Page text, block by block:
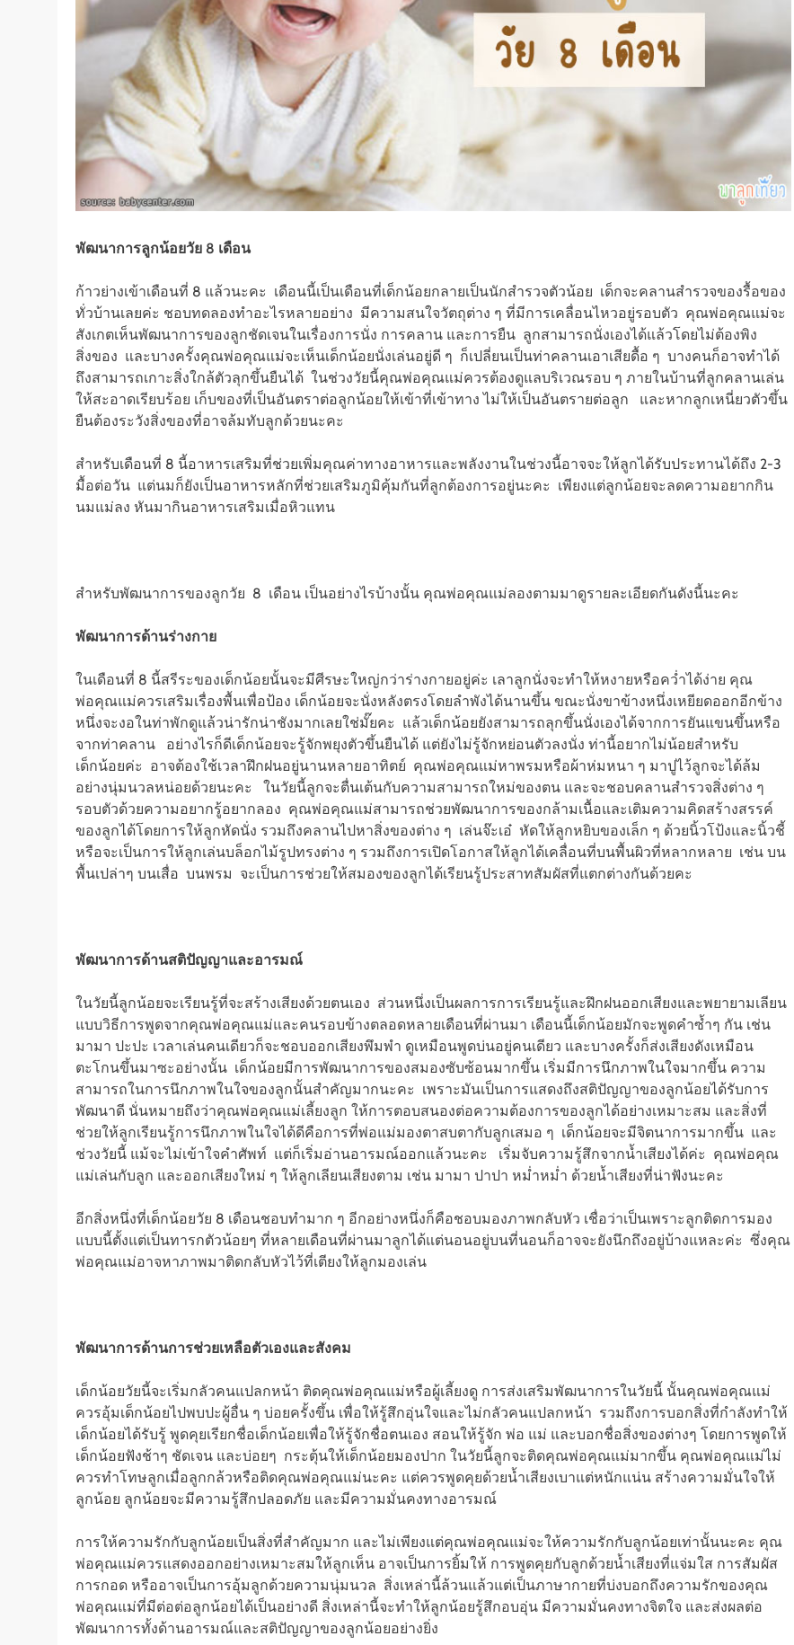
พัฒนาการลูกน้อยวัย 8 เดือน
ก้าวย่างเข้าเดือนที่ 8 แล้วนะคะ เดือนนี้เป็นเดือนที่เด็กน้อยกลายเป็นนักสำรวจตัวน้อย เด็กจะคลานสำรวจของรื้อของ
ทั่วบ้านเลยค่ะ ชอบทดลองทำอะไรหลายอย่าง มีความสนใจวัตถุต่าง ๆ ที่มีการเคลื่อนไหวอยู่รอบตัว คุณพ่อคุณแม่จะ
สังเกตเห็นพัฒนาการของลูกชัดเจนในเรื่องการนั่ง การคลาน และการยืน ลูกสามารถนั่งเองได้แล้วโดยไม่ต้องพิง
สิ่งของ และบางครั้งคุณพ่อคุณแม่จะเห็นเด็กน้อยนั่งเล่นอยู่ดี ๆ ก็เปลี่ยนเป็นท่าคลานเอาเสียดื้อ ๆ บางคนก็อาจทำได้
ถึงสามารถเกาะสิ่งใกล้ตัวลุกขึ้นยืนได้ ในช่วงวัยนี้คุณพ่อคุณแม่ควรต้องดูแลบริเวณรอบ ๆ ภายในบ้านที่ลูกคลานเล่น
ให้สะอาดเรียบร้อย เก็บของที่เป็นอันตราต่อลูกน้อยให้เข้าที่เข้าทาง ไม่ให้เป็นอันตรายต่อลูก และหากลูกเหนี่ยวตัวขึ้น
ยืนต้องระวังสิ่งของที่อาจล้มทับลูกด้วยนะคะ
สำหรับเดือนที่ 8 นี้อาหารเสริมที่ช่วยเพิ่มคุณค่าทางอาหารและพลังงานในช่วงนี้อาจจะให้ลูกได้รับประทานได้ถึง 2-3
มื้อต่อวัน แต่นมก็ยังเป็นอาหารหลักที่ช่วยเสริมภูมิคุ้มกันที่ลูกต้องการอยู่นะคะ เพียงแต่ลูกน้อยจะลดความอยากกิน
นมแม่ลง หันมากินอาหารเสริมเมื่อหิวแทน
สำหรับพัฒนาการของลูกวัย 8 เดือน เป็นอย่างไรบ้างนั้น คุณพ่อคุณแม่ลองตามมาดูรายละเอียดกันดังนี้นะคะ
พัฒนาการด้านร่างกาย
ในเดือนที่ 8 นี้สรีระของเด็กน้อยนั้นจะมีศีรษะใหญ่กว่าร่างกายอยู่ค่ะ เลาลูกนั่งจะทำให้หงายหรือคว่ำได้ง่าย คุณ
พ่อคุณแม่ควรเสริมเรื่องพื้นเพื่อป้อง เด็กน้อยจะนั่งหลังตรงโดยลำพังได้นานขึ้น ขณะนั่งขาข้างหนึ่งเหยียดออกอีกข้าง
หนึ่งจะงอในท่าพักดูแล้วน่ารักน่าชังมากเลยใช่มั๊ยคะ แล้วเด็กน้อยยังสามารถลุกขึ้นนั่งเองได้จากการยันแขนขึ้นหรือ
จากท่าคลาน อย่างไรก็ดีเด็กน้อยจะรู้จักพยุงตัวขึ้นยืนได้ แต่ยังไม่รู้จักหย่อนตัวลงนั่ง ท่านี้อยากไม่น้อยสำหรับ
เด็กน้อยค่ะ อาจต้องใช้เวลาฝึกฝนอยู่นานหลายอาทิตย์ คุณพ่อคุณแม่หาพรมหรือผ้าห่มหนา ๆ มาปูไว้ลูกจะได้ล้ม
อย่างนุ่มนวลหน่อยด้วยนะคะ ในวัยนี้ลูกจะตื่นเต้นกับความสามารถใหม่ของตน และจะชอบคลานสำรวจสิ่งต่าง ๆ
รอบตัวด้วยความอยากรู้อยากลอง คุณพ่อคุณแม่สามารถช่วยพัฒนาการของกล้ามเนื้อและเติมความคิดสร้างสรรค์
ของลูกได้โดยการให้ลูกหัดนั่ง รวมถึงคลานไปหาสิ่งของต่าง ๆ เล่นจ๊ะเอ๋ หัดให้ลูกหยิบของเล็ก ๆ ด้วยนิ้วโป้งและนิ้วชี้
หรือจะเป็นการให้ลูกเล่นบล็อกไม้รูปทรงต่าง ๆ รวมถึงการเปิดโอกาสให้ลูกได้เคลื่อนที่บนพื้นผิวที่หลากหลาย เช่น บน
พื้นเปล่าๆ บนเสื่อ บนพรม จะเป็นการช่วยให้สมองของลูกได้เรียนรู้ประสาทสัมผัสที่แตกต่างกันด้วยคะ
พัฒนาการด้านสติปัญญาและอารมณ์
ในวัยนี้ลูกน้อยจะเรียนรู้ที่จะสร้างเสียงด้วยตนเอง ส่วนหนึ่งเป็นผลการการเรียนรู้และฝึกฝนออกเสียงและพยายามเลียน
แบบวิธีการพูดจากคุณพ่อคุณแม่และคนรอบข้างตลอดหลายเดือนที่ผ่านมา เดือนนี้เด็กน้อยมักจะพูดคำซ้ำๆ กัน เช่น
มามา ปะปะ เวลาเล่นคนเดียวก็จะชอบออกเสียงพึมพำ ดูเหมือนพูดบ่นอยู่คนเดียว และบางครั้งก็ส่งเสียงดังเหมือน
ตะโกนขึ้นมาซะอย่างนั้น เด็กน้อยมีการพัฒนาการของสมองซับซ้อนมากขึ้น เริ่มมีการนึกภาพในใจมากขึ้น ความ
สามารถในการนึกภาพในใจของลูกนั้นสำคัญมากนะคะ เพราะมันเป็นการแสดงถึงสติปัญญาของลูกน้อยได้รับการ
พัฒนาดี นั่นหมายถึงว่าคุณพ่อคุณแม่เลี้ยงลูก ให้การตอบสนองต่อความต้องการของลูกได้อย่างเหมาะสม และสิ่งที่
ช่วยให้ลูกเรียนรู้การนึกภาพในใจได้ดีคือการที่พ่อแม่มองตาสบตากับลูกเสมอ ๆ เด็กน้อยจะมีจิตนาการมากขึ้น และ
ช่วงวัยนี้ แม้จะไม่เข้าใจคำศัพท์ แต่ก็เริ่มอ่านอารมณ์ออกแล้วนะคะ เริ่มจับความรู้สึกจากน้ำเสียงได้ค่ะ คุณพ่อคุณ
แม่เล่นกับลูก และออกเสียงใหม่ ๆ ให้ลูกเลียนเสียงตาม เช่น มามา ปาปา หม่ำหม่ำ ด้วยน้ำเสียงที่น่าฟังนะคะ
อีกสิ่งหนึ่งที่เด็กน้อยวัย 8 เดือนชอบทำมาก ๆ อีกอย่างหนึ่งก็คือชอบมองภาพกลับหัว เชื่อว่าเป็นเพราะลูกติดการมอง
แบบนี้ตั้งแต่เป็นทารกตัวน้อยๆ ที่หลายเดือนที่ผ่านมาลูกได้แต่นอนอยู่บนที่นอนก็อาจจะยังนึกถึงอยู่บ้างแหละค่ะ ซึ่งคุณ
พ่อคุณแม่อาจหาภาพมาติดกลับหัวไว้ที่เตียงให้ลูกมองเล่น
พัฒนาการด้านการช่วยเหลือตัวเองและสังคม
เด็กน้อยวัยนี้จะเริ่มกลัวคนแปลกหน้า ติดคุณพ่อคุณแม่หรือผู้เลี้ยงดู การส่งเสริมพัฒนาการในวัยนี้ นั้นคุณพ่อคุณแม่
ควรอุ้มเด็กน้อยไปพบปะผู้อื่น ๆ บ่อยครั้งขึ้น เพื่อให้รู้สึกอุ่นใจและไม่กลัวคนแปลกหน้า รวมถึงการบอกสิ่งที่กำลังทำให้
เด็กน้อยได้รับรู้ พูดคุยเรียกชื่อเด็กน้อยเพื่อให้รู้จักชื่อตนเอง สอนให้รู้จัก พ่อ แม่ และบอกชื่อสิ่งของต่างๆ โดยการพูดให้
เด็กน้อยฟังช้าๆ ชัดเจน และบ่อยๆ กระตุ้นให้เด็กน้อยมองปาก ในวัยนี้ลูกจะติดคุณพ่อคุณแม่มากขึ้น คุณพ่อคุณแม่ไม่
ควรทำโทษลูกเมื่อลูกกล้วหรือติดคุณพ่อคุณแม่นะคะ แต่ควรพูดคุยด้วยน้ำเสียงเบาแต่หนักแน่น สร้างความมั่นใจให้
ลูกน้อย ลูกน้อยจะมีความรู้สึกปลอดภัย และมีความมั่นคงทางอารมณ์
การให้ความรักกับลูกน้อยเป็นสิ่งที่สำคัญมาก และไม่เพียงแต่คุณพ่อคุณแม่จะให้ความรักกับลูกน้อยเท่านั้นนะคะ คุณ
พ่อคุณแม่ควรแสดงออกอย่างเหมาะสมให้ลูกเห็น อาจเป็นการยิ้มให้ การพูดคุยกับลูกด้วยน้ำเสียงที่แจ่มใส การสัมผัส
การกอด หรืออาจเป็นการอุ้มลูกด้วยความนุ่มนวล สิ่งเหล่านี้ล้วนแล้วแต่เป็นภาษากายที่บ่งบอกถึงความรักของคุณ
พ่อคุณแม่ที่มีต่อต่อลูกน้อยได้เป็นอย่างดี สิ่งเหล่านี้จะทำให้ลูกน้อยรู้สึกอบอุ่น มีความมั่นคงทางจิตใจ และส่งผลต่อ
พัฒนาการทั้งด้านอารมณ์และสติปัญญาของลูกน้อยอย่างยิ่ง